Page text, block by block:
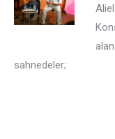
sahnedeler;